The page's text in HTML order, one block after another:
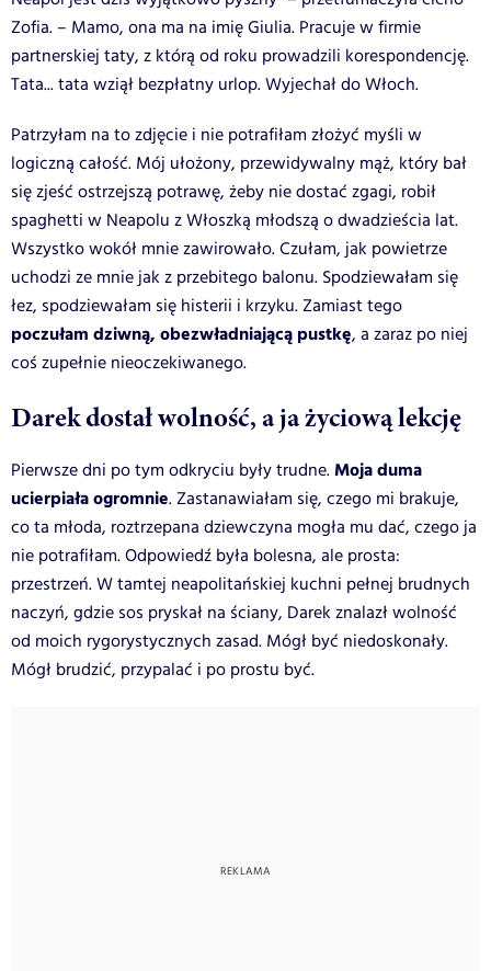
Zofia. – Mamo, ona ma na imię Giulia. Pracuje w firmie
partnerskiej taty, z którą od roku prowadzili korespondencję.
Tata... tata wziął bezpłatny urlop. Wyjechał do Włoch.
Patrzyłam na to zdjęcie i nie potrafiłam złożyć myśli w
logiczną całość. Mój ułożony, przewidywalny mąż, który bał
się zjeść ostrzejszą potrawę, żeby nie dostać zgagi, robił
spaghetti w Neapolu z Włoszką młodszą o dwadzieścia lat.
Wszystko wokół mnie zawirowało. Czułam, jak powietrze
uchodzi ze mnie jak z przebitego balonu. Spodziewałam się
łez, spodziewałam się histerii i krzyku. Zamiast tego
poczułam dziwną, obezwładniającą pustkę, a zaraz po niej
coś zupełnie nieoczekiwanego.
Darek dostał wolność, a ja życiową lekcję
Pierwsze dni po tym odkryciu były trudne.Moja duma
ucierpiała ogromnie. Zastanawiałam się, czego mi brakuje,
co ta młoda, roztrzepana dziewczyna mogła mu dać, czego ja
nie potrafiłam. Odpowiedź była bolesna, ale prosta:
przestrzeń. W tamtej neapolitańskiej kuchni pełnej brudnych
naczyń, gdzie sos pryskał na ściany, Darek znalazł wolność
od moich rygorystycznych zasad. Mógł być niedoskonały.
Mógł brudzić, przypalać i po prostu być.